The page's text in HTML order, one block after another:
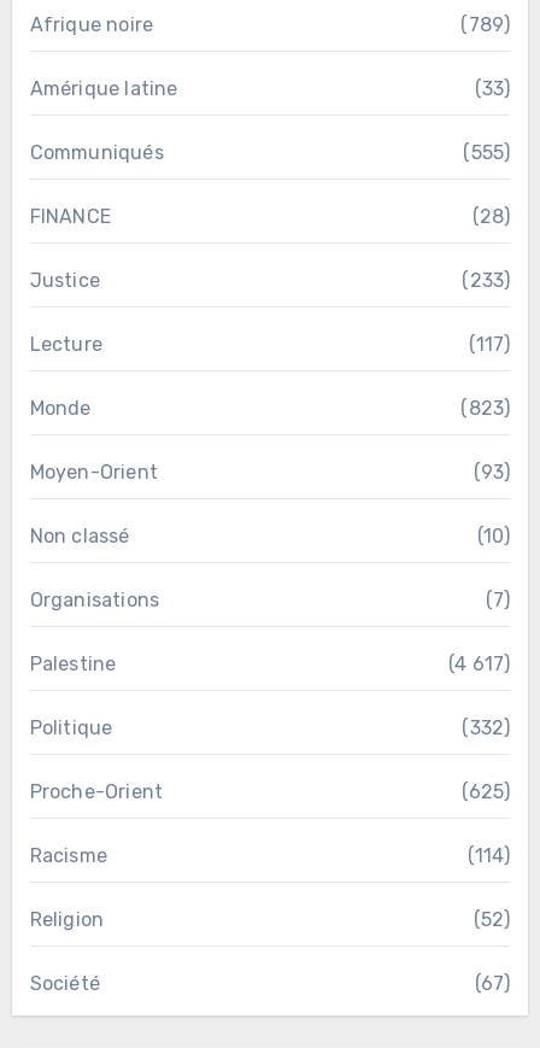
Afrique noire (789)
Amérique latine (33)
Communiqués (555)
FINANCE (28)
Justice (233)
Lecture (117)
Monde (823)
Moyen-Orient (93)
Non classé (10)
Organisations (7)
Palestine (4 617)
Politique (332)
Proche-Orient (625)
Racisme (114)
Religion (52)
Société (67)